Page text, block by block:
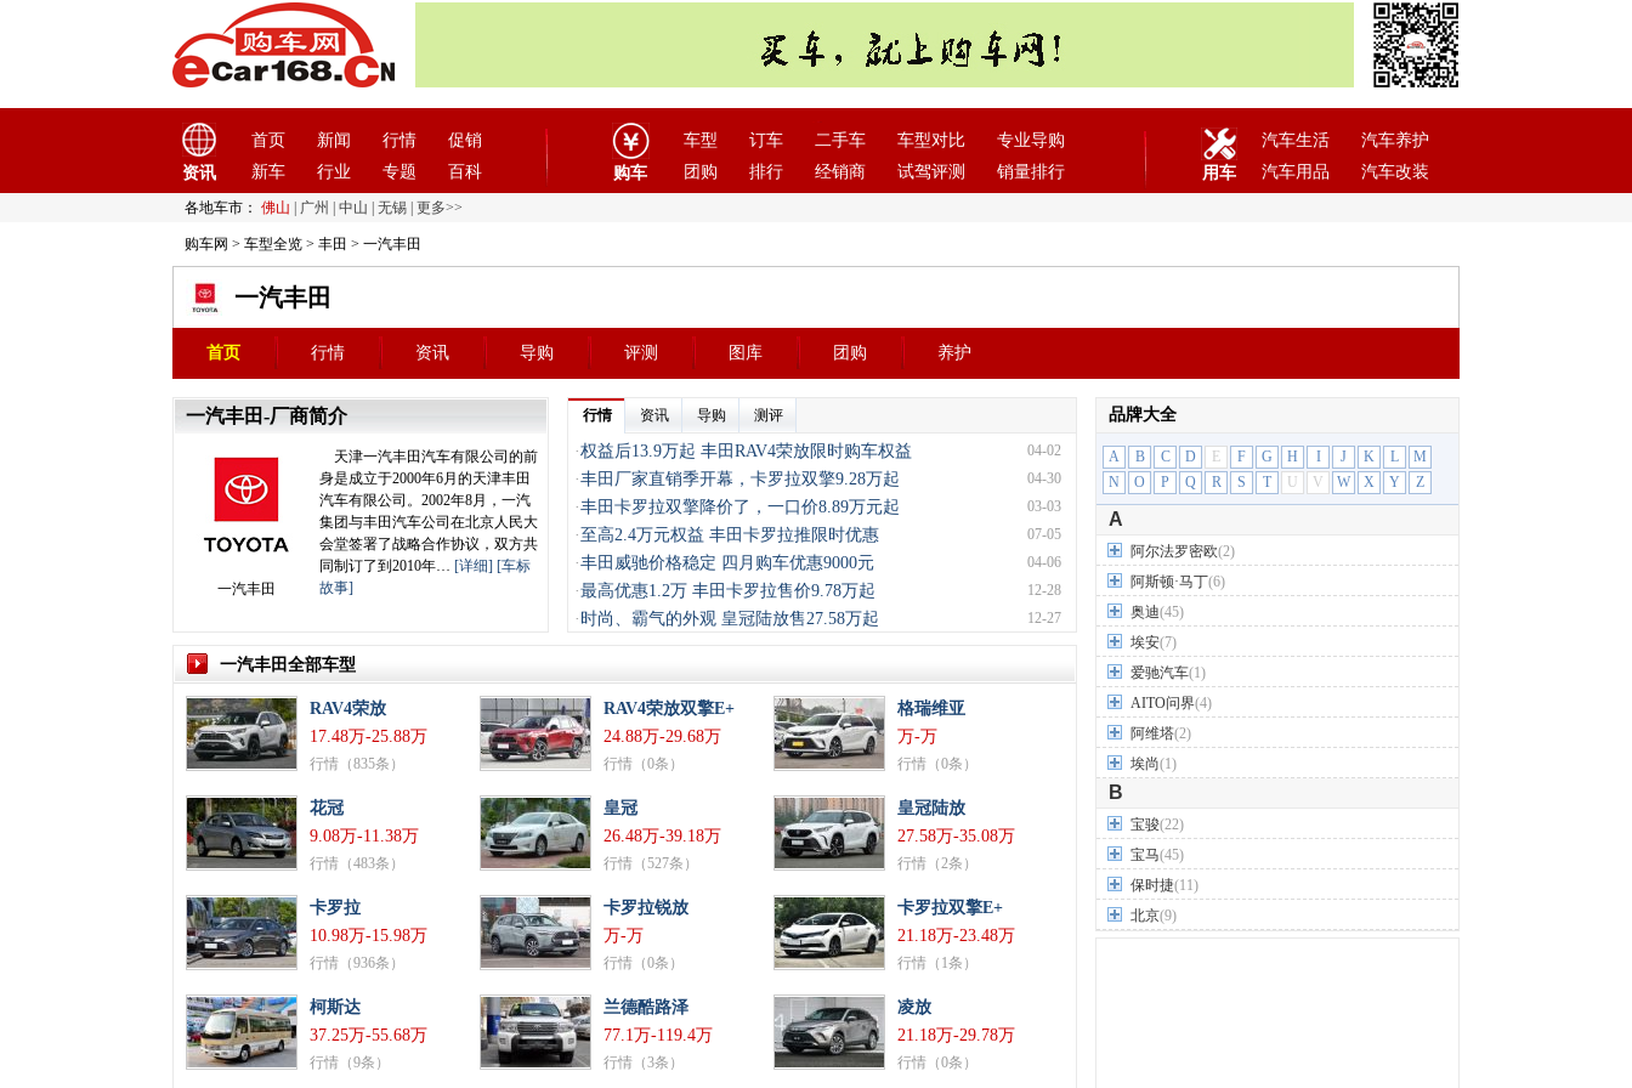
资讯
首页 新闻 行情
促销
新车
行业 专题 百科 购车
车型 订车 二手车 车型对比
专业导购
团购
排行 经销商 试驾评测 销量排行 用车
汽车生活
汽车养护
汽车用品
汽车改装
各地车市： 佛山 广州 中山 无锡 更多>>
购车网 > 车型全览 > 丰田 > 一汽丰田
一汽丰田
首页 行情 资讯 导购 评测 图库 团购 养护
一汽丰田-厂商简介
一汽丰田
天津一汽丰田汽车有限公司的前
身是成立于2000年6月的天津丰田
汽车有限公司。2002年8月，一汽
集团与丰田汽车公司在北京人民大
会堂签署了战略合作协议，双方共
同制订了到2010年… [详细] [车标
故事]
行情 资讯 导购 测评
·权益后13.9万起 丰田RAV4荣放限时购车权益 04-02
·丰田厂家直销季开幕，卡罗拉双擎9.28万起 04-30
·丰田卡罗拉双擎降价了，一口价8.89万元起 03-03
· 至高2.4万元权益 丰田卡罗拉推限时优惠 07-05
·丰田威驰价格稳定 四月购车优惠9000元 04-06
·最高优惠1.2万 丰田卡罗拉售价9.78万起 12-28
· 时尚、霸气的外观 皇冠陆放售27.58万起 12-27
一汽丰田全部车型
RAV4荣放
17.48万-25.88万
行情（835条）
RAV4荣放双擎E+
24.88万-29.68万
行情（0条）
格瑞维亚
万-万
行情（0条）
花冠
9.08万-11.38万
行情（483条）
皇冠
26.48万-39.18万
行情（527条）
皇冠陆放
27.58万-35.08万
行情（2条）
卡罗拉
10.98万-15.98万
行情（936条）
卡罗拉锐放
万-万
行情（0条）
卡罗拉双擎E+
21.18万-23.48万
行情（1条）
柯斯达
37.25万-55.68万
行情（9条）
兰德酷路泽
77.1万-119.4万
行情（3条）
凌放
21.18万-29.78万
行情（0条）
品牌大全
A B C D E F G H I J K L
M
N
O P Q R S T U V W X Y Z
A
阿尔法罗密欧(2)
阿斯顿·马丁(6)
奥迪(45)
埃安(7)
爱驰汽车(1)
AITO问界(4)
阿维塔(2)
埃尚(1)
B
宝骏(22)
宝马(45)
保时捷(11)
北京(9)